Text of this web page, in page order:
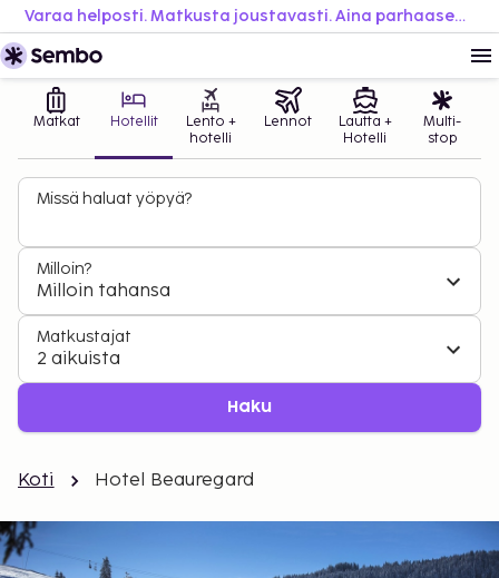
Varaa helposti. Matkusta joustavasti. Aina parhaaseen hintaan.
Matkat Hotellit
Lento +
hotelli
Lennot
Lautta +
Hotelli
Multi-
stop
Missä haluat yöpyä?
Milloin?
Milloin tahansa
Matkustajat
2 aikuista
Haku
Koti Hotel Beauregard